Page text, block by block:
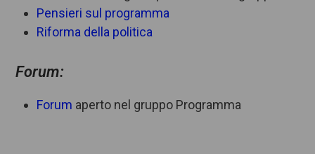
Pensieri sul programma
Riforma della politica
Forum:
Forum aperto nel gruppo Programma